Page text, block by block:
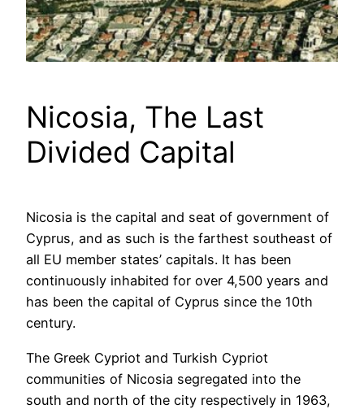
Nicosia, The Last
Divided Capital
Nicosia is the capital and seat of government of
Cyprus, and as such is the farthest southeast of
all EU member states’ capitals. It has been
continuously inhabited for over 4,500 years and
has been the capital of Cyprus since the 10th
century.
The Greek Cypriot and Turkish Cypriot
communities of Nicosia segregated into the
south and north of the city respectively in 1963,